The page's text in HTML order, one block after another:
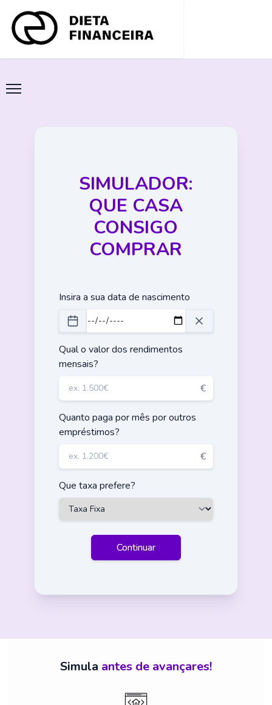
SIMULADOR:
QUE CASA
CONSIGO
COMPRAR
Insira a sua data de nascimento
Qual o valor dos rendimentos
mensais?
€
Quanto paga por mês por outros
empréstimos?
€
Que taxa prefere?
Continuar
Simula antes de avançares!